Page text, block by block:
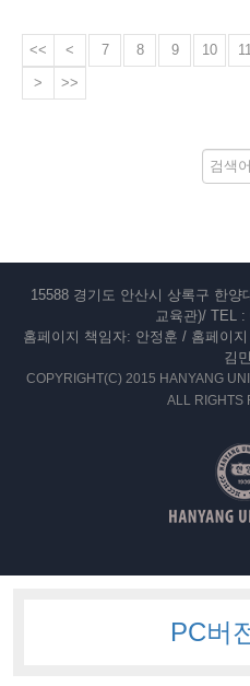
<< < 7 8 9 10
>
>>
15588 경기도 안산시 상록구 한양
교육관)/ TEL :
홈페이지 책임자: 안정훈 / 홈페이
김
COPYRIGHT(C) 2015 HANYANG
ALL RIGHTS
PC버